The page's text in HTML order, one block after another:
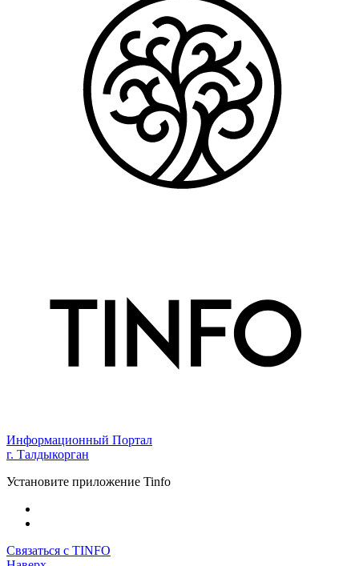
Информационный Портал
г. Талдыкорган
Установите приложение Tinfo
Связаться с TINFO